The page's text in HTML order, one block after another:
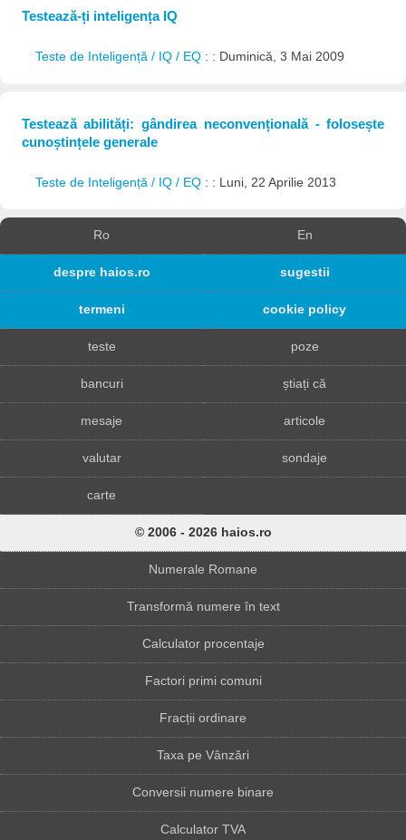
Testează-ți inteligența IQ
Teste de Inteligență / IQ / EQ : : Duminică, 3 Mai 2009
Testează abilități: gândirea neconvențională - folosește
cunoștințele generale
Teste de Inteligență / IQ / EQ : : Luni, 22 Aprilie 2013
Ro En
despre haios.ro sugestii
termeni cookie policy
teste poze
bancuri știați că
mesaje articole
valutar sondaje
carte
© 2006 - 2026 haios.ro
Numerale Romane
Transformă numere în text
Calculator procentaje
Factori primi comuni
Fracții ordinare
Taxa pe Vânzări
Conversii numere binare
Calculator TVA